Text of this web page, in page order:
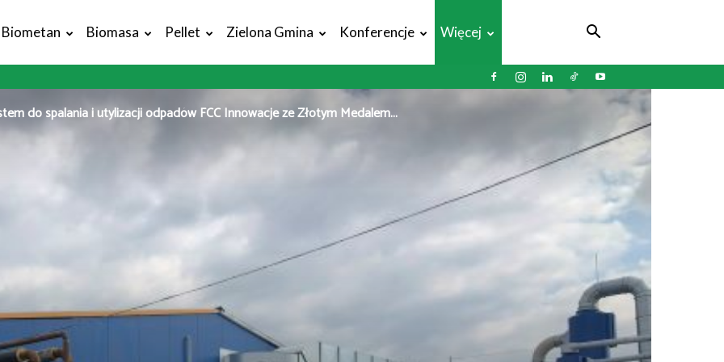
Biometan Biomasa Pellet Zielona Gmina Konferencje Więcej
do spalania i utylizacji odpadów FCC Innowacje ze Złotym Medalem...